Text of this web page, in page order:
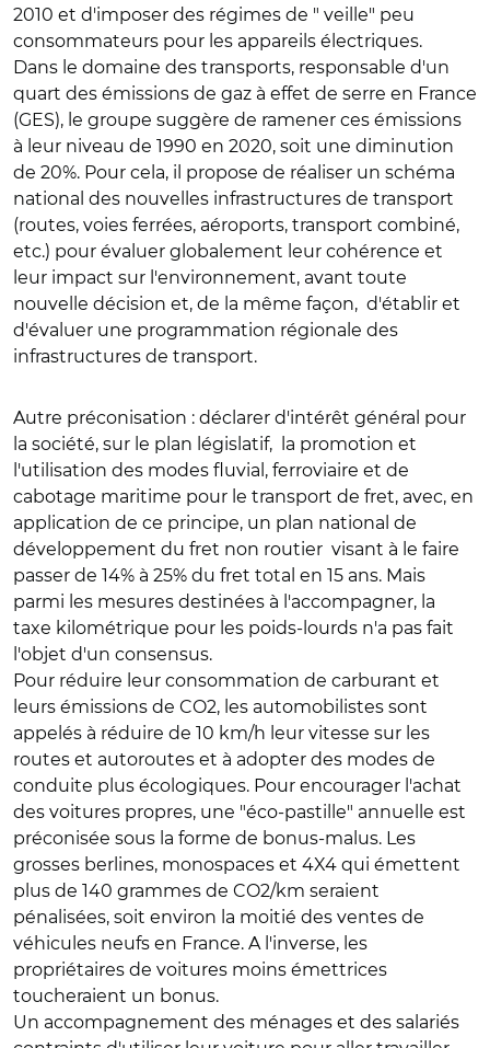
2010 et d'imposer des régimes de " veille" peu
consommateurs pour les appareils électriques.
Dans le domaine des transports, responsable d'un
quart des émissions de gaz à effet de serre en France
(GES), le groupe suggère de ramener ces émissions
à leur niveau de 1990 en 2020, soit une diminution
de 20%. Pour cela, il propose de réaliser un schéma
national des nouvelles infrastructures de transport
(routes, voies ferrées, aéroports, transport combiné,
etc.) pour évaluer globalement leur cohérence et
leur impact sur l'environnement, avant toute
nouvelle décision et, de la même façon, d'établir et
d'évaluer une programmation régionale des
infrastructures de transport.
Autre préconisation : déclarer d'intérêt général pour
la société, sur le plan législatif, la promotion et
l'utilisation des modes fluvial, ferroviaire et de
cabotage maritime pour le transport de fret, avec, en
application de ce principe, un plan national de
développement du fret non routier visant à le faire
passer de 14% à 25% du fret total en 15 ans. Mais
parmi les mesures destinées à l'accompagner, la
taxe kilométrique pour les poids-lourds n'a pas fait
l'objet d'un consensus.
Pour réduire leur consommation de carburant et
leurs émissions de CO2, les automobilistes sont
appelés à réduire de 10 km/h leur vitesse sur les
routes et autoroutes et à adopter des modes de
conduite plus écologiques. Pour encourager l'achat
des voitures propres, une "éco-pastille" annuelle est
préconisée sous la forme de bonus-malus. Les
grosses berlines, monospaces et 4X4 qui émettent
plus de 140 grammes de CO2/km seraient
pénalisées, soit environ la moitié des ventes de
véhicules neufs en France. A l'inverse, les
propriétaires de voitures moins émettrices
toucheraient un bonus.
Un accompagnement des ménages et des salariés